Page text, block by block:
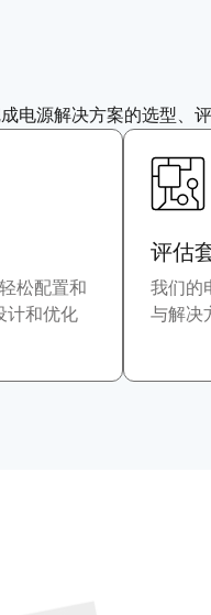
源解决方案的选型、评
松配置和
计和优化
评估
我们的
与解决